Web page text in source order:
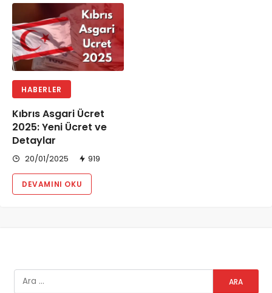
HABERLER
Kıbrıs Asgari Ücret
2025: Yeni Ücret ve
Detaylar
20/01/2025 919
DEVAMINI OKU